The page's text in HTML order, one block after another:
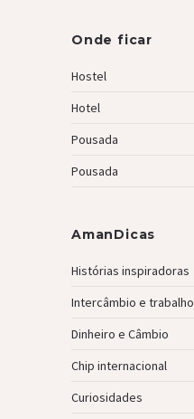
Onde ficar
Hostel
Hotel
Pousada
Pousada
AmanDicas
Histórias inspiradoras
Intercâmbio e trabalho
Dinheiro e Câmbio
Chip internacional
Curiosidades